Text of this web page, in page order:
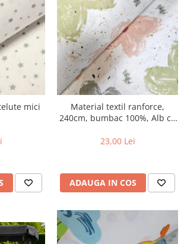
mici
Material textil ranforce,
240cm, bumbac 100%, Alb cu
23,00 Lei
ADAUGA IN COS